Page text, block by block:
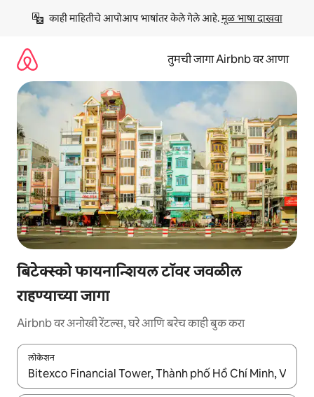
काही माहितीचे आपोआप भाषांतर केले गेले आहे. मूळ भाषा दाखवा
तुमची जागा Airbnb वर आणा
बिटेक्स्को फायनान्शियल टॉवर जवळील
राहण्याच्या जागा
Airbnb वर अनोखी रेंटल्स, घरे आणि बरेच काही बुक करा
लोकेशन
जेव्हा परिणाम उपलब्ध असतील, तेव्हा वरच्या आणि खाली बाणांच्या किजसह